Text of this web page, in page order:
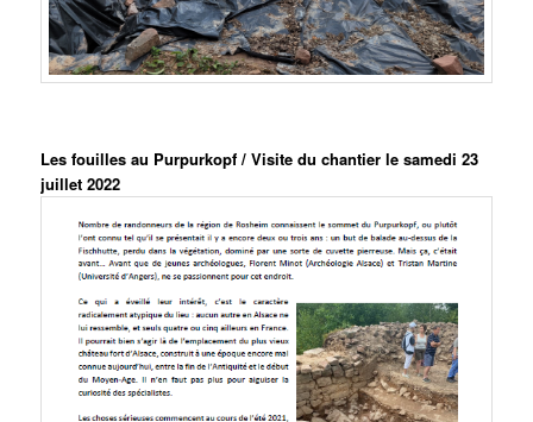
Les fouilles au Purpurkopf / Visite du chantier le samedi 23
juillet 2022